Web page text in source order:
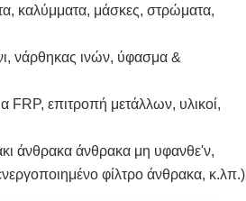
καλύμματα, μάσκες, στρώματα,
νάρθηκας ινών, ύφασμα &
επιτροπή μετάλλων, υλικοί,
άνθρακα άνθρακα μη υφανθε'ν,
φίλτρο άνθρακα, κ.λπ.)